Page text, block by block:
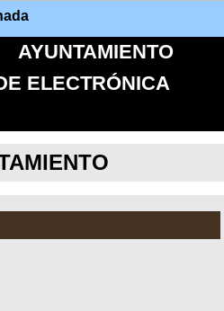
AYUNTAMIENTO
ELECTRÓNICA